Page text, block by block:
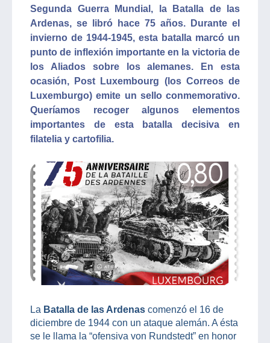
Segunda Guerra Mundial, la Batalla de las
Ardenas, se libró hace 75 años. Durante el
invierno de 1944-1945, esta batalla marcó un
punto de inflexión importante en la victoria de
los Aliados sobre los alemanes. En esta
ocasión, Post Luxembourg (los Correos de
Luxemburgo) emite un sello conmemorativo.
Queríamos recoger algunos elementos
importantes de esta batalla decisiva en
filatelia y cartofilia.
La Batalla de las Ardenas comenzó el 16 de
diciembre de 1944 con un ataque alemán. A ésta
se le llama la “ofensiva von Rundstedt” en honor